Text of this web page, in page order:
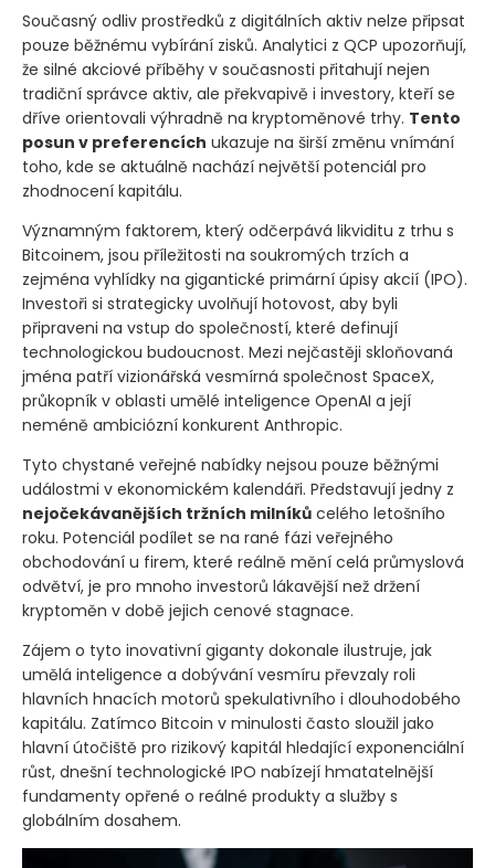
Současný odliv prostředků z digitálních aktiv nelze připsat
pouze běžnému vybírání zisků. Analytici z QCP upozorňují,
že silné akciové příběhy v současnosti přitahují nejen
tradiční správce aktiv, ale překvapivě i investory, kteří se
dříve orientovali výhradně na kryptoměnové trhy. Tento
posun v preferencích ukazuje na širší změnu vnímání
toho, kde se aktuálně nachází největší potenciál pro
zhodnocení kapitálu.
Významným faktorem, který odčerpává likviditu z trhu s
Bitcoinem, jsou příležitosti na soukromých trzích a
zejména vyhlídky na gigantické primární úpisy akcií (IPO).
Investoři si strategicky uvolňují hotovost, aby byli
připraveni na vstup do společností, které definují
technologickou budoucnost. Mezi nejčastěji skloňovaná
jména patří vizionářská vesmírná společnost SpaceX,
průkopník v oblasti umělé inteligence OpenAI a její
neméně ambiciózní konkurent Anthropic.
Tyto chystané veřejné nabídky nejsou pouze běžnými
událostmi v ekonomickém kalendáři. Představují jedny z
nejočekávanějších tržních milníků celého letošního
roku. Potenciál podílet se na rané fázi veřejného
obchodování u firem, které reálně mění celá průmyslová
odvětví, je pro mnoho investorů lákavější než držení
kryptoměn v době jejich cenové stagnace.
Zájem o tyto inovativní giganty dokonale ilustruje, jak
umělá inteligence a dobývání vesmíru převzaly roli
hlavních hnacích motorů spekulativního i dlouhodobého
kapitálu. Zatímco Bitcoin v minulosti často sloužil jako
hlavní útočiště pro rizikový kapitál hledající exponenciální
růst, dnešní technologické IPO nabízejí hmatatelnější
fundamenty opřené o reálné produkty a služby s
globálním dosahem.